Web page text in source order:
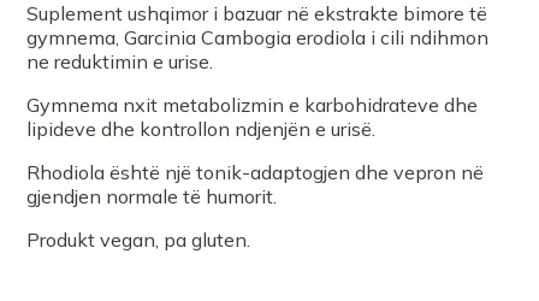
Suplement ushqimor i bazuar në ekstrakte bimore të
gymnema, Garcinia Cambogia erodiola i cili ndihmon
ne reduktimin e urise.
Gymnema nxit metabolizmin e karbohidrateve dhe
lipideve dhe kontrollon ndjenjën e urisë.
Rhodiola është një tonik-adaptogjen dhe vepron në
gjendjen normale të humorit.
Produkt vegan, pa gluten.